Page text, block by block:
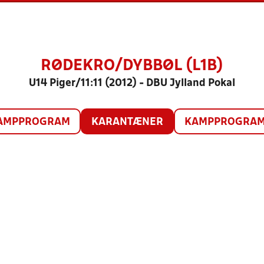
RØDEKRO/DYBBØL (L1B)
U14 Piger/11:11 (2012) - DBU Jylland Pokal
KARANTÆNER